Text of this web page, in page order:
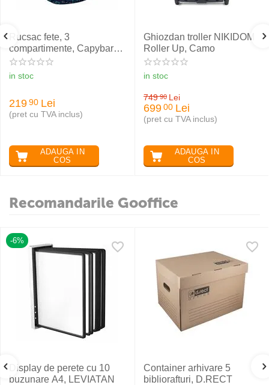
Rucsac fete, 3
compartimente, Capybara,
ST.RIGHT BP26
in stoc
219 90 Lei
(pret cu TVA inclus)
ADAUGA IN
COS
Ghiozdan troller NIKIDOM
Roller Up, Camo
in stoc
749 90 Lei
699 00 Lei
(pret cu TVA inclus)
ADAUGA IN
COS
Recomandarile Gooffice
-6%
Display de perete cu 10
buzunare A4, LEVIATAN
Container arhivare 5
bibliorafturi, D.RECT